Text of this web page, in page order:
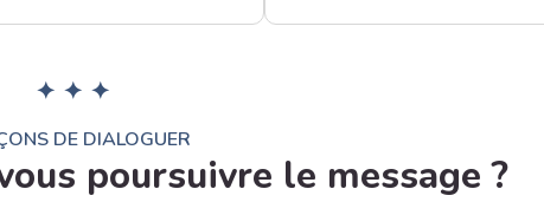
✦ ✦ ✦
DE DIALOGUER
poursuivre le message ?